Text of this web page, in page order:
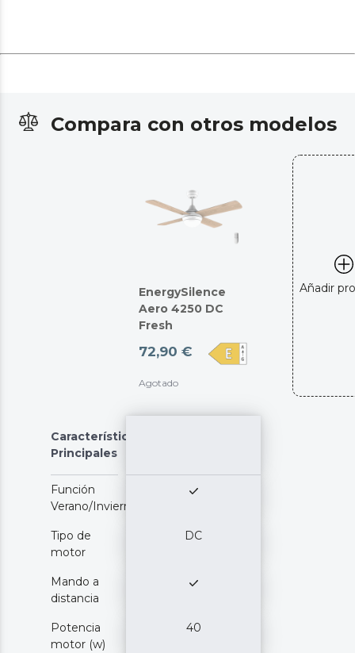
Compara con otros modelos
EnergySilence
Aero 4250 DC
Fresh
72,90 €
Agotado
Añadir
Características
Principales
Función
Verano/Invierno
Tipo de
motor
DC
Mando a
distancia
Potencia
motor (w)
40